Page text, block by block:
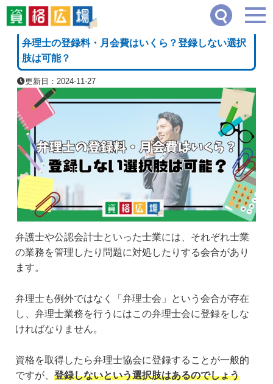
資格広場≫ 司法・法律系≫ 弁理士の登録料・月会費はいくら？登録しない選択肢は
[PR]
弁理士の登録料・月会費はいくら？登録しない選択
肢は可能？
更新日：2024-11-27
弁護士や公認会計士といった士業には、それぞれ士業
の業務を管理したり問題に対処したりする会合があり
ます。
弁理士も例外ではなく「弁理士会」という会合が存在
し、弁理士業務を行うにはこの弁理士会に登録をしな
ければなりません。
資格を取得したら弁理士協会に登録することが一般的
ですが、 登録しないという選択肢はあるのでしょう